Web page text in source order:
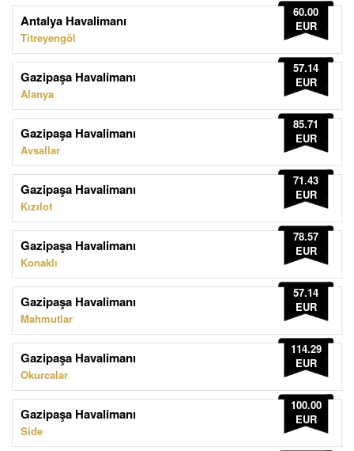
Antalya Havalimanı
Titreyengöl
60.00
EUR
Gazipaşa Havalimanı
Alanya
57.14
EUR
Gazipaşa Havalimanı
Avsallar
85.71
EUR
Gazipaşa Havalimanı
Kızılot
71.43
EUR
Gazipaşa Havalimanı
Konaklı
78.57
EUR
Gazipaşa Havalimanı
Mahmutlar
57.14
EUR
Gazipaşa Havalimanı
Okurcalar
114.29
EUR
Gazipaşa Havalimanı
Side
100.00
EUR